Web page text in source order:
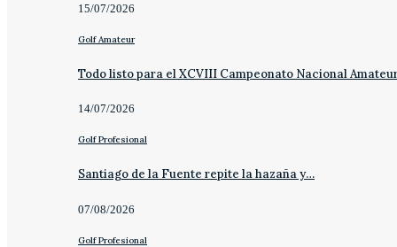
15/07/2026
Golf Amateur
Todo listo para el XCVIII Campeonato Nacional
14/07/2026
Golf Profesional
Santiago de la Fuente repite la hazaña y…
07/08/2026
Golf Profesional